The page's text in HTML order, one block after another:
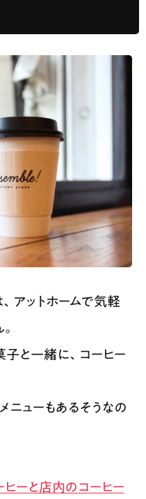
アットホームで気軽
子と一緒に、コーヒー
ニューもあるそうなの
ーと店内のコーヒー